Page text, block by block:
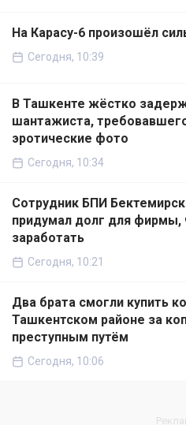
На Карасу-6 произошёл
Сегодня, 10:39
В Ташкенте жёстко
шантажиста,
эротические фото
Сегодня, 10:34
Сотрудник БПИ
придумал долг для фирмы,
заработать
Сегодня, 10:21
Два брата смогли купить
Ташкентском районе за
преступным путём
Сегодня, 10:06